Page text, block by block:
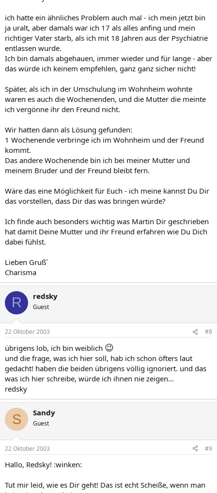
ich hatte ein ähnliches Problem auch mal - ich mein jetzt bin
ja uralt, aber damals war ich 17 als alles anfing und mein
richtiger Vater starb, als ich mit 18 Jahren aus der Psychiatrie
entlassen wurde.
Ich bin damals abgehauen, immer wieder und für lange - aber
das würde ich keinem empfehlen, ganz ganz sicher nicht!
Später, als ich in der Umschulung im Wohnheim wohnte
waren es auch die Wochenenden, und die Mutter die meinte
ich vergönne ihr den Freund nicht.
Wir hatten dann als Lösung gefunden:
1 Wochenende verbringe ich im Wohnheim und der Freund
kommt.
Das andere Wochenende bin ich bei meiner Mutter und
meinem Bruder und der Freund bleibt fern.
Wäre das eine Möglichkeit für Euch - ich meine kannst Du Dir
das vorstellen, dass Dir das was bringen würde?
Ich finde auch besonders wichtig was Martin Dir geschrieben
hat damit Deine Mutter und ihr Freund erfahren wie Du Dich
dabei fühlst.
Lieben Gruß´
Charisma
R redsky
Guest
22 Oktober 2003 #8
übrigens lob, ich bin weiblich 😉
und die frage, was ich hier soll, hab ich schon öfters laut
gedacht! haben die beiden übrigens völlig ignoriert. und das
was ich hier schreibe, würde ich ihnen nie zeigen...
redsky
S Sandy
Guest
22 Oktober 2003 #9
Hallo, Redsky! :winken:
Tut mir leid, wie es Dir geht! Das ist echt Scheiße, wenn man